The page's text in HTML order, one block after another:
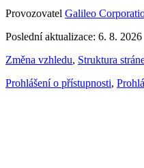
Provozovatel Galileo
Poslední aktualizace: 6. 8. 2026
Změna vzhledu, Struktura
Prohlášení o přístupnosti,